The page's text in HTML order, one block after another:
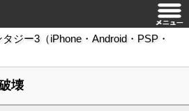
ジー3（iPhone・Android・PSP・
壊